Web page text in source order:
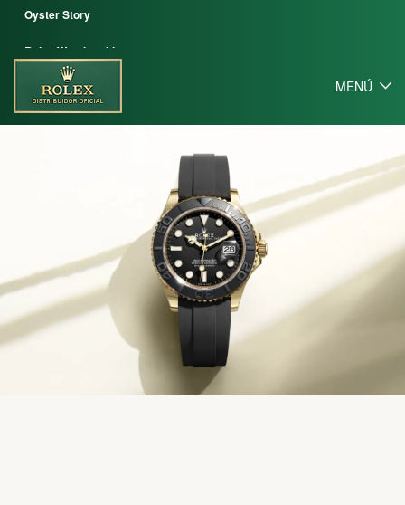
MENÚ
Oyster Story
Rolex Watchmaking
Contáctenos